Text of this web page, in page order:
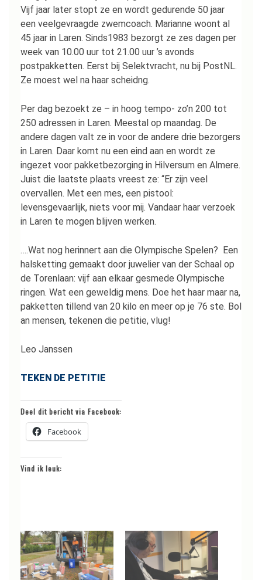
Vijf jaar later stopt ze en wordt gedurende 50 jaar
een veelgevraagde zwemcoach. Marianne woont al
45 jaar in Laren. Sinds1983 bezorgt ze zes dagen per
week van 10.00 uur tot 21.00 uur ’s avonds
postpakketten. Eerst bij Selektvracht, nu bij PostNL.
Ze moest wel na haar scheidng.
Per dag bezoekt ze – in hoog tempo- zo’n 200 tot
250 adressen in Laren. Meestal op maandag. De
andere dagen valt ze in voor de andere drie bezorgers
in Laren. Daar komt nu een eind aan en wordt ze
ingezet voor pakketbezorging in Hilversum en Almere.
Juist die laatste plaats vreest ze: “Er zijn veel
overvallen. Met een mes, een pistool:
levensgevaarlijk, niets voor mij. Vandaar haar verzoek
in Laren te mogen blijven werken.
….Wat nog herinnert aan die Olympische Spelen? Een
halsketting gemaakt door juwelier van der Schaal op
de Torenlaan: vijf aan elkaar gesmede Olympische
ringen. Wat een geweldig mens. Doe het haar maar na,
pakketten tillend van 20 kilo en meer op je 76 ste. Bol
an mensen, tekenen die petitie, vlug!
Leo Janssen
TEKEN DE PETITIE
Deel dit bericht via Facebook:
Facebook
Vind ik leuk: